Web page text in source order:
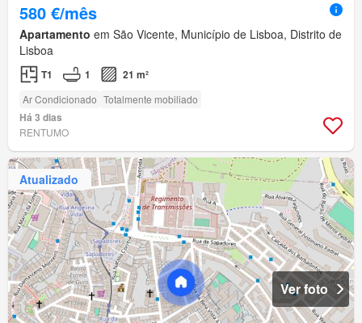
580 €/mês
Apartamento em São Vicente, Município de Lisboa, Distrito de
Lisboa
T1 1 21 m²
Ar Condicionado Totalmente mobiliado
Há 3 dias
RENTUMO
Atualizado
Ver foto